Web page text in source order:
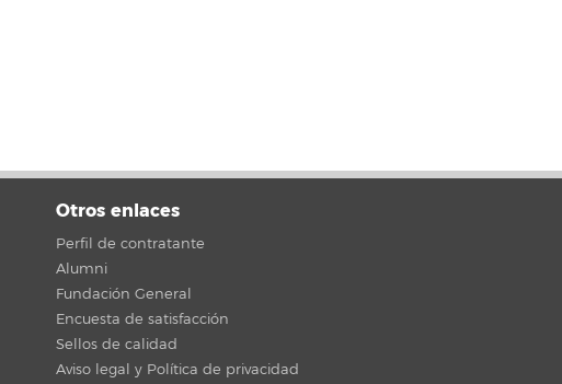
Otros enlaces
Perfil de contratante
Alumni
Fundación General
Encuesta de satisfacción
Sellos de calidad
Aviso legal y Política de privacidad